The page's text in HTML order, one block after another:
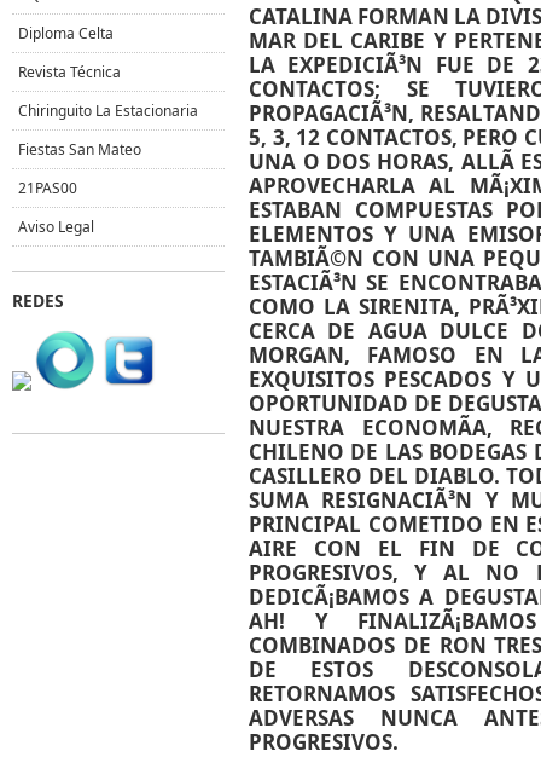
CATALINA FORMAN LA
MAR DEL CARIBE Y
LA EXPEDICIÃ³N FUE DE
CONTACTOS; SE
PROPAGACIÃ³N,
5, 3, 12 CONTACTOS, PERO
UNA O DOS HORAS, ALLÃ­
APROVECHARLA AL
ESTABAN COMPUESTAS
ELEMENTOS Y UNA
TAMBIÃ©N CON UNA
ESTACIÃ³N SE
COMO LA SIRENITA,
CERCA DE AGUA DULCE
MORGAN, FAMOSO EN
EXQUISITOS PESCADOS Y
OPORTUNIDAD DE
NUESTRA ECONOMÃ­A,
CHILENO DE LAS
CASILLERO DEL DIABLO.
SUMA RESIGNACIÃ³N Y
PRINCIPAL COMETIDO EN
AIRE CON EL FIN DE
PROGRESIVOS, Y AL NO
DEDICÃ¡BAMOS A
AH! Y
COMBINADOS DE RON
DE ESTOS
RETORNAMOS
ADVERSAS NUNCA
PROGRESIVOS.
Diploma Celta
Revista Técnica
Chiringuito La Estacionaria
Fiestas San Mateo
21PAS00
Aviso Legal
REDES